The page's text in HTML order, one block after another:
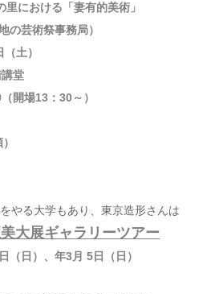
における「妻有的美術」
芸術祭事務局）
土）
堂
開場13：30～）
やる大学もあり、東京造形さんは
大展ギャラリーツアー
（日）、年3月 5日（日）